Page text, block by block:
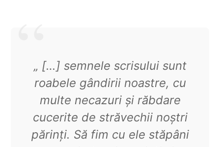
„ […] semnele scrisului sunt
roabele gândirii noastre, cu
multe necazuri și răbdare
cucerite de străvechii noștri
părinți. Să fim cu ele stăpâni